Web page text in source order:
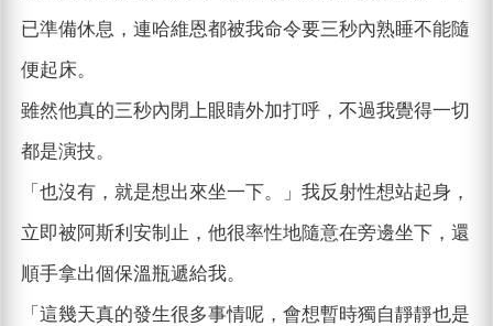
已準備休息，連哈維恩都被我命令要三秒內熟睡不能隨
便起床。
雖然他真的三秒內閉上眼睛外加打呼，不過我覺得一切
都是演技。
「也沒有，就是想出來坐一下。」我反射性想站起身，
立即被阿斯利安制止，他很率性地隨意在旁邊坐下，還
順手拿出個保溫瓶遞給我。
「這幾天真的發生很多事情呢，會想暫時獨自靜靜也是